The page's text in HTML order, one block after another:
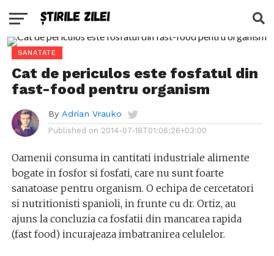
SANATATE
Cat de periculos este fosfatul din
fast-food pentru organism
By Adrian Vrauko
Published on 2014-07-18T01:06:26+03:00
Oamenii consuma in cantitati industriale alimente
bogate in fosfor si fosfati, care nu sunt foarte
sanatoase pentru organism. O echipa de cercetatori
si nutritionisti spanioli, in frunte cu dr. Ortiz, au
ajuns la concluzia ca fosfatii din mancarea rapida
(fast food) incurajeaza imbatranirea celulelor.